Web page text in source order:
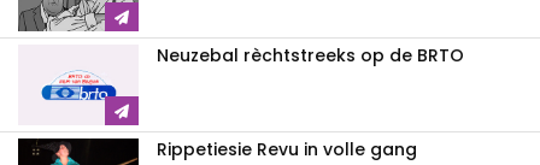
Neuzebal rèchtstreeks op de BRTO
Rippetiesie Revu in volle gang